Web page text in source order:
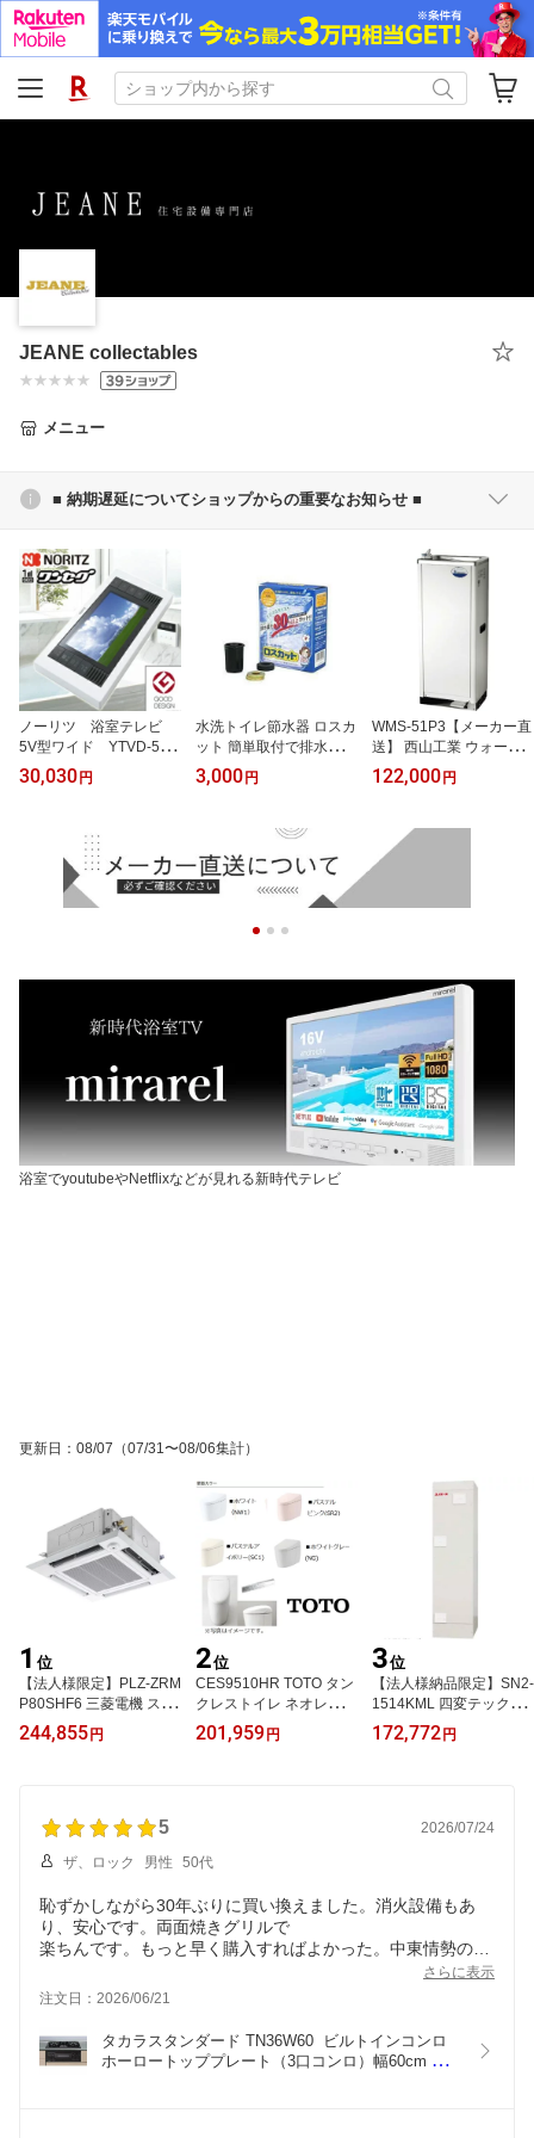
JEANE collectables
メニュー
■ 納期遅延についてショップからの重要なお知らせ ■
ノーリツ 浴室テレビ
5V型ワイド YTVD-501
W ワンセグ液晶防水テ
レビ 地デジ ホワイ
30,030 円
水洗トイレ節水器 ロスカ
ット 簡単取付で排水量を
30％以上カット!
3,000 円
WMS-51P3【メーカー直
送】 西山工業 ウォータ
ークーラー 水道直結式
床置き型 スタンダード
122,000 円
浴室でyoutubeやNetflixなどが見れる新時代テレビ
更新日 ： 08/07 （07/31〜08/06集計）
1 位
【法人様限定】PLZ-ZRM
P80SHF6 三菱電機 スリ
ムZR 天井カセット4方向
i-スクエア 3馬力 シング
244,855 円
2位
CES9510HR TOTO タン
クレストイレ ネオレスト
RSタイプ RS1 床 排水芯
200mm 給水 隠蔽 タンク
201,959 円
3位
【法人様納品限定】SN2-
1514KML 四変テック製
電気温水器 給湯専用 標
準圧力型 角型 マイコン
172,772 円
5 2026/07/24
ザ、ロック 男性 50代
恥ずかしながら30年ぶりに買い換えました。消火設備もあ
り、安心です。両面焼きグリルで
楽ちんです。もっと早く購入すればよかった。中東情勢の悪
化で今後さらに値段が上がりそうなので今のうちに購入をお
さらに表示
注文日：2026/06/21
タカラスタンダード TN36W60  ビルトインコンロ
ホーロートッププレート（3口コンロ）幅60cm 両